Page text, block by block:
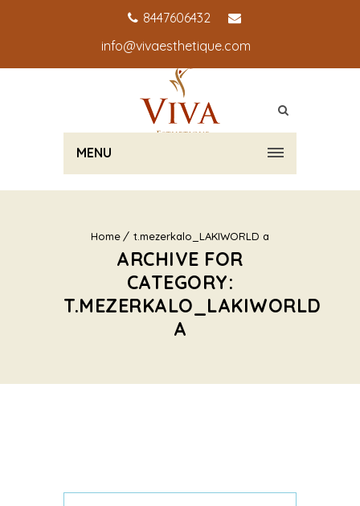
8447606432
info@vivaesthetique.com
MENU
Home t.mezerkalo_LAKIWORLD a
ARCHIVE FOR
CATEGORY:
T.MEZERKALO_LAKIWORLD
A